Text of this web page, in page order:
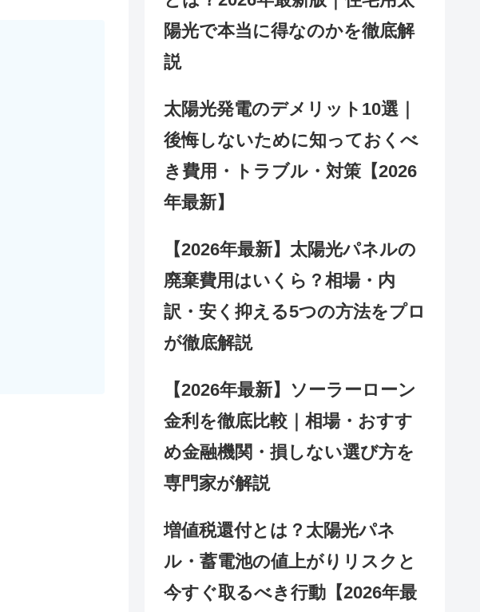
陽光で本当に得なのかを徹底解
説
太陽光発電のデメリット10選｜
後悔しないために知っておくべ
き費用・トラブル・対策【2026
年最新】
【2026年最新】太陽光パネルの
廃棄費用はいくら？相場・内
訳・安く抑える5つの方法をプロ
が徹底解説
【2026年最新】ソーラーローン
金利を徹底比較｜相場・おすす
め金融機関・損しない選び方を
専門家が解説
増値税還付とは？太陽光パネ
ル・蓄電池の値上がりリスクと
今すぐ取るべき行動【2026年最